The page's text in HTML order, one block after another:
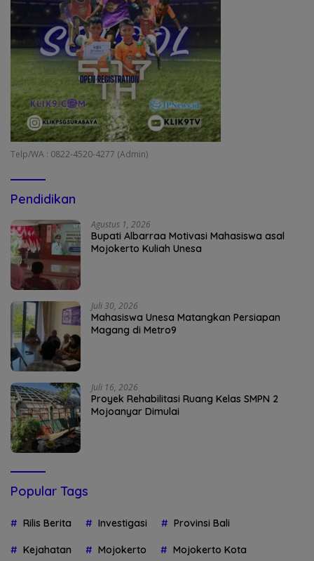
Telp/WA : 0822-4520-4277 (Admin)
Pendidikan
Agustus 1, 2026
Bupati Albarraa Motivasi Mahasiswa asal
Mojokerto Kuliah Unesa
Juli 30, 2026
Mahasiswa Unesa Matangkan Persiapan
Magang di Metro9
Juli 16, 2026
Proyek Rehabilitasi Ruang Kelas SMPN 2
Mojoanyar Dimulai
Popular Tags
Rilis Berita Investigasi Provinsi Bali
Kejahatan Mojokerto Mojokerto Kota